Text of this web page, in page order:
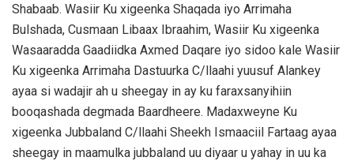
Shabaab. Wasiir Ku xigeenka Shaqada iyo Arrimaha
Bulshada, Cusmaan Libaax Ibraahim, Wasiir Ku xigeenka
Wasaaradda Gaadiidka Axmed Daqare iyo sidoo kale Wasiir
Ku xigeenka Arrimaha Dastuurka C/llaahi yuusuf Alankey
ayaa si wadajir ah u sheegay in ay ku faraxsanyihiin
booqashada degmada Baardheere. Madaxweyne Ku
xigeenka Jubbaland C/llaahi Sheekh Ismaaciil Fartaag ayaa
sheegay in maamulka jubbaland uu diyaar u yahay in uu ka